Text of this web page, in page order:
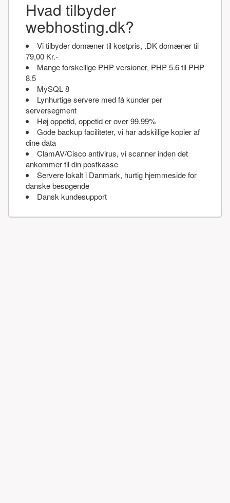
Hvad tilbyder
webhosting.dk?
Vi tilbyder domæner til kostpris, .DK domæner til
79,00 Kr.-
Mange forskellige PHP versioner, PHP 5.6 til PHP
8.5
MySQL 8
Lynhurtige servere med få kunder per
serversegment
Høj oppetid, oppetid er over 99.99%
Gode backup faciliteter, vi har adskillige kopier af
dine data
ClamAV/Cisco antivirus, vi scanner inden det
ankommer til din postkasse
Servere lokalt i Danmark, hurtig hjemmeside for
danske besøgende
Dansk kundesupport